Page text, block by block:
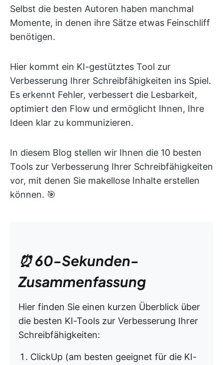
Selbst die besten Autoren haben manchmal
Momente, in denen ihre Sätze etwas Feinschliff
benötigen.
Hier kommt ein KI-gestütztes Tool zur
Verbesserung Ihrer Schreibfähigkeiten ins Spiel.
Es erkennt Fehler, verbessert die Lesbarkeit,
optimiert den Flow und ermöglicht Ihnen, Ihre
Ideen klar zu kommunizieren.
In diesem Blog stellen wir Ihnen die 10 besten
Tools zur Verbesserung Ihrer Schreibfähigkeiten
vor, mit denen Sie makellose Inhalte erstellen
können. 🎯
⏰ 60-Sekunden-
Zusammenfassung
Hier finden Sie einen kurzen Überblick über
die besten KI-Tools zur Verbesserung Ihrer
Schreibfähigkeiten:
ClickUp (am besten geeignet für die KI-